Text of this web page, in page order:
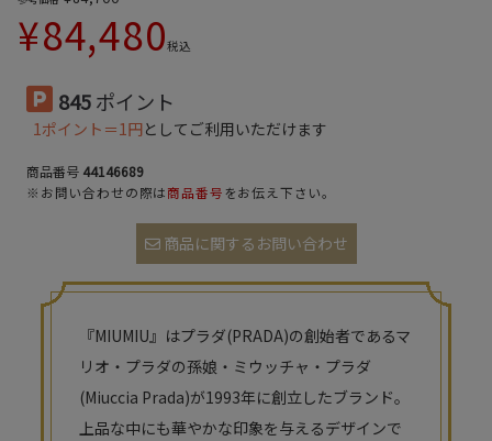
¥84,480税込
845ポイント
1ポイント＝1円としてご利用いただけます
商品番号 44146689
※お問い合わせの際は商品番号をお伝え下さい。
商品に関するお問い合わせ
『MIUMIU』はプラダ(PRADA)の創始者であるマ
リオ・プラダの孫娘・ミウッチャ・プラダ
(Miuccia Prada)が1993年に創立したブランド。
上品な中にも華やかな印象を与えるデザインで